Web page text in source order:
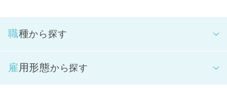
職種から探す
雇用形態から探す